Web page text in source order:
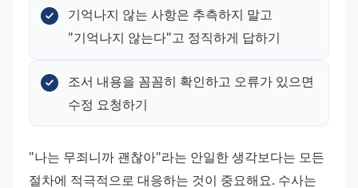
기억나지 않는 사항은 추측하지 말고
"기억나지 않는다"고 정직하게 답하기
조서 내용을 꼼꼼히 확인하고 오류가 있으면
수정 요청하기
"나는 무죄니까 괜찮아"라는 안일한 생각보다는 모든
절차에 적극적으로 대응하는 것이 중요해요. 수사는